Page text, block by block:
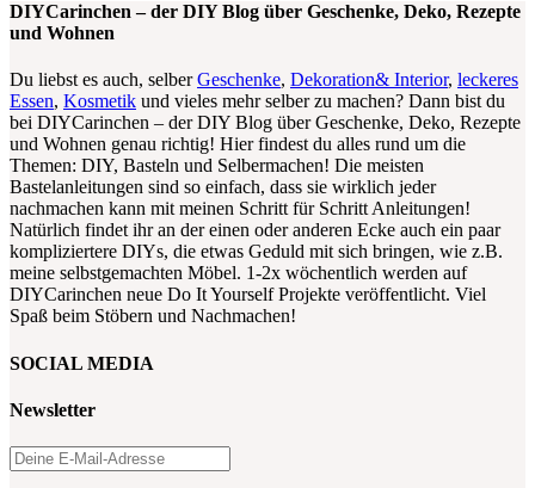
DIYCarinchen – der DIY Blog über Geschenke, Deko, Rezepte
und Wohnen
Du liebst es auch, selberGeschenke, Dekoration& Interior, leckeres
Essen, Kosmetik und vieles mehr selber zu machen? Dann bist du
bei DIYCarinchen – der DIY Blog über Geschenke, Deko, Rezepte
und Wohnen genau richtig! Hier findest du alles rund um die
Themen: DIY, Basteln und Selbermachen! Die meisten
Bastelanleitungen sind so einfach, dass sie wirklich jeder
nachmachen kann mit meinen Schritt für Schritt Anleitungen!
Natürlich findet ihr an der einen oder anderen Ecke auch ein paar
kompliziertere DIYs, die etwas Geduld mit sich bringen, wie z.B.
meine selbstgemachten Möbel. 1-2x wöchentlich werden auf
DIYCarinchen neue Do It Yourself Projekte veröffentlicht. Viel
Spaß beim Stöbern und Nachmachen!
SOCIAL MEDIA
Newsletter